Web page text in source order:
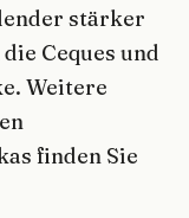
stärker
Ceques und
Weitere
finden Sie